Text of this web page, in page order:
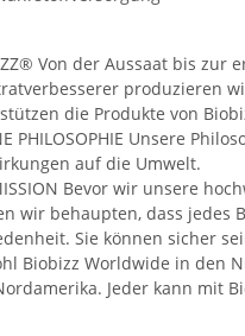
Von der Aussaat bis zur
produzieren
die Produkte von
PHILOSOPHIE Unsere
auf die Umwelt.
Bevor wir unsere
wir behaupten, dass
Sie können sicher
Biobizz Worldwide in den
Jeder kann mit